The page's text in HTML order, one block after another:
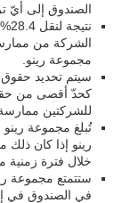
الصندوق إلى أيّ
الشركة من
مجموعة رينو.
كحدّ أقصى من
للشركتين
تُبلغ مجموعة
رينو إذا كان ذلك
خلال فترة زمنية
ستتمتع مجموعة
في الصندوق في